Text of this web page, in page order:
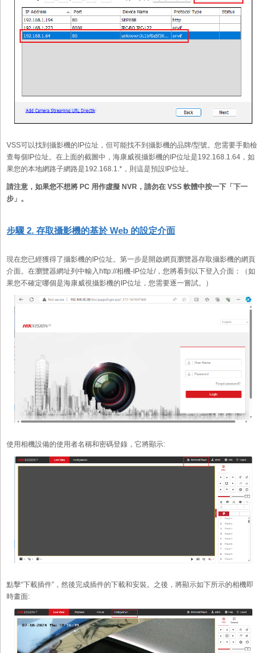
VSS可以找到攝影機的IP位址，但可能找不到攝影機的品牌/型號。您需要手動檢
查每個IP位址。在上面的截圖中，海康威視攝影機的IP位址是192.168.1.64，如
果您的本地網路子網路是192.168.1.*，則這是預設IP位址。
請注意，如果您不想將 PC 用作虛擬 NVR，請勿在 VSS 軟體中按一下「下一
步」。
步驟 2. 存取攝影機的基於 Web 的設定介面
現在您已經獲得了攝影機的IP位址。第一步是開啟網頁瀏覽器存取攝影機的網頁
介面。在瀏覽器網址列中輸入http://相機-IP位址/，您將看到以下登入介面：（如
果您不確定哪個是海康威視攝影機的IP位址，您需要逐一嘗試。）
使用相機設備的使用者名稱和密碼登錄，它將顯示:
點擊“下載插件”，然後完成插件的下載和安裝。之後，將顯示如下所示的相機即
時畫面: